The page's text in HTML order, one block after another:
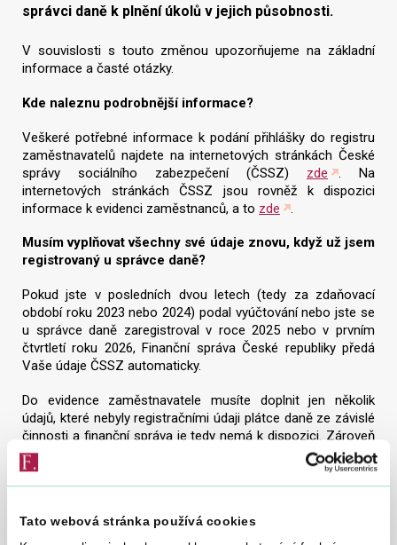
Tato webová stránka používá cookies
správci daně k plnění úkolů v jejich působnosti.
V souvislosti s touto změnou upozorňujeme na základní
informace a časté otázky.
Kde naleznu podrobnější informace?
Veškeré potřebné informace k podání přihlášky do registru
zaměstnavatelů najdete na internetových stránkách České
správy sociálního zabezpečení (ČSSZ) zde
. Na
internetových stránkách ČSSZ jsou rovněž k dispozici
informace k evidenci zaměstnanců, a to zde
Musím vyplňovat všechny své údaje znovu, když už jsem
registrovaný u správce daně?
Pokud jste v posledních dvou letech (tedy za zdaňovací
období roku 2023 nebo 2024) podal vyúčtování nebo jste se
u správce daně zaregistroval v roce 2025 nebo v prvním
čtvrtletí roku 2026, Finanční správa České republiky předá
Vaše údaje ČSSZ automaticky.
Do evidence zaměstnavatele musíte doplnit jen několik
údajů, které nebyly registračními údaji plátce daně ze závislé
činnosti a finanční správa je tedy nemá k dispozici. Zároveň
musíte přihlásit zaměstnance do evidence
zaměstnanců. Podrobnosti najdete na internetových
stránkáchČSSZ – Evidence zaměstnavatelů aEvidence
Co když jsem podal přihlášku k registraci nebo žádost o